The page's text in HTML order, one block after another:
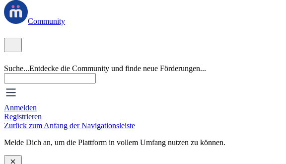
Community
Suche...Entdecke die Community und finde neue Förderungen...
Anmelden
Registrieren
Zurück zum Anfang der Navigationsleiste
Melde Dich an, um die Plattform in vollem Umfang nutzen zu können.